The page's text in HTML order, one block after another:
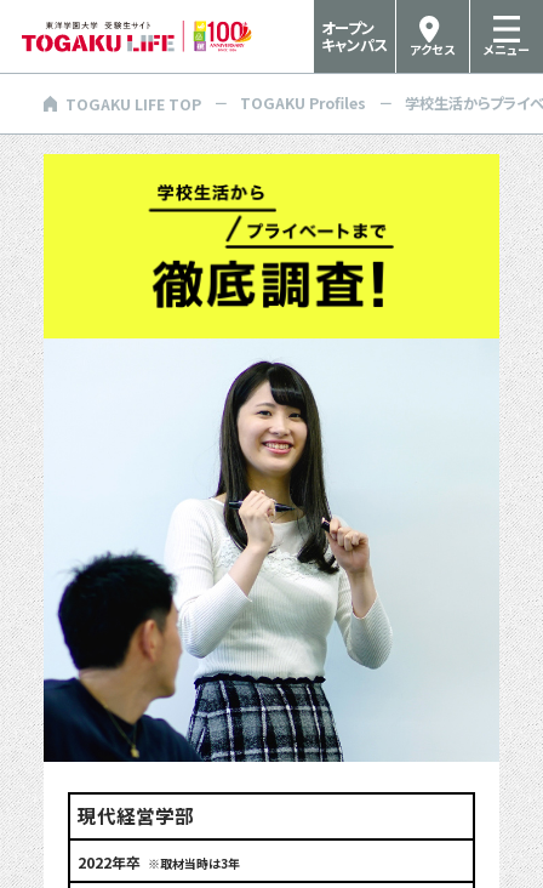
メニュー
アクセス
オープン
キャンパス
TOGAKU LIFE TOP TOGAKU Profiles 学校生活からプライ
現代経営学部
2022年卒 ※取材当時は3年